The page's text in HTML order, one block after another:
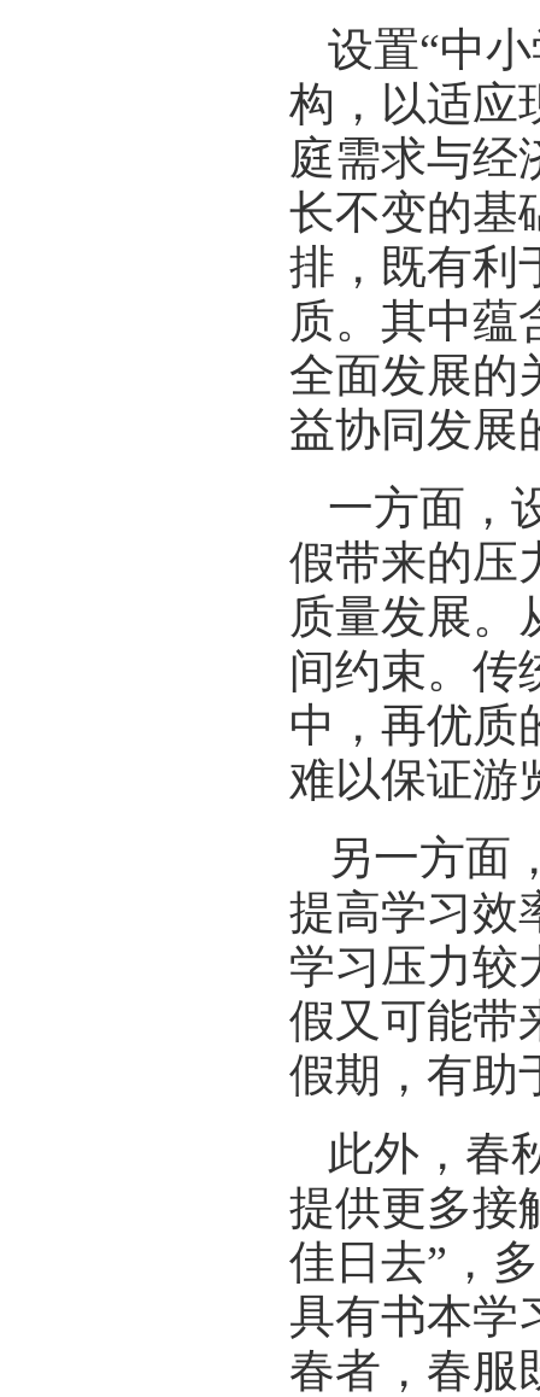
设置“中
构，以适应
庭需求与经
长不变的基
排，既有利
质。其中蕴
全面发展的
益协同发展
一方面，
假带来的压
质量发展。
间约束。传
中，再优质
难以保证游
另一方面
提高学习效
学习压力较
假又可能带
假期，有助
此外，春
提供更多接
佳日去”，
具有书本学
春者，春服